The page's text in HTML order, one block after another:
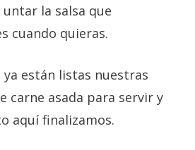
la salsa que
cuando quieras.
están listas nuestras
carne asada para servir y
aquí finalizamos.